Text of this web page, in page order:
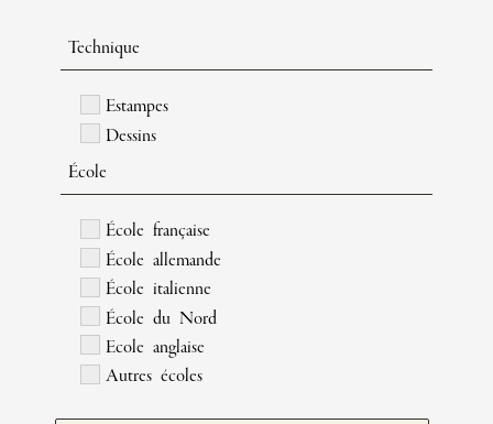
Technique
Estampes
Dessins
École
École française
École allemande
École italienne
École du Nord
Ecole anglaise
Autres écoles